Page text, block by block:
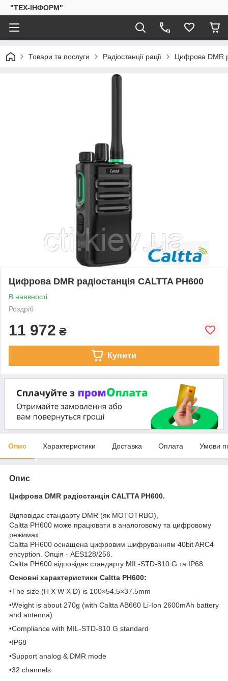
"ТЕХ-ІНФОРМ"
Товари та послуги Радіостанції рації Цифрова DMR
Цифрова DMR радіостанція CALTTA PH600
В наявності
Роздріб
11 972 ₴
Купити
Опис Характеристики Доставка Оплата Умови
Опис
Цифрова DMR радіостанція CALTTA PH600.
Відповідає стандарту DMR (як MOTOTRBO),
Caltta PH600 може працювати в аналоговому та цифровому
режимах.
Caltta PH600 оснащена цифровим шифруванням 40bit ARC4
encyption. Опція - AES128/256.
Caltta PH600 відповідає стандарту MIL-STD-810 G та IP68.
Основні характеристики Caltta PH600:
•The size (H X W X D) is 100×54.5×37.5mm
•Weight is about 270g (with Caltta AB660 Li-Ion 2600mAh battery
and antenna)
•Compliance with MIL-STD-810 G standard
•IP68
•Support analog & DMR mode
•32 channels